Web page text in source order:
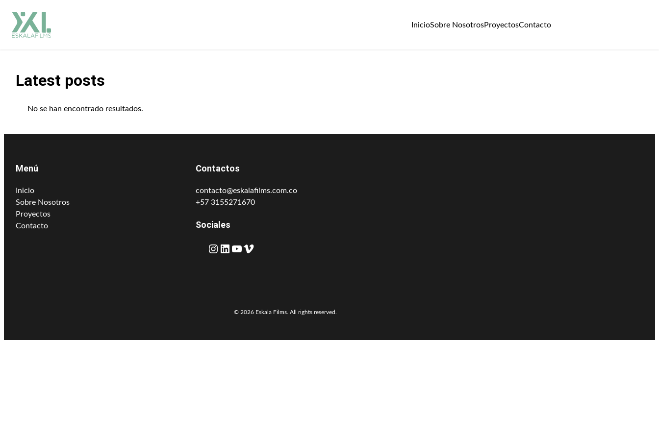
InicioSobre NosotrosProyectosContacto
Latest posts
No se han encontrado resultados.
Menú
Inicio
Sobre Nosotros
Proyectos
Contacto
Contactos
contacto@eskalafilms.com.co
+57 3155271670
Sociales
Instagram LinkedIn YouTube Vimeo
© 2026 Eskala Films. All rights reserved.